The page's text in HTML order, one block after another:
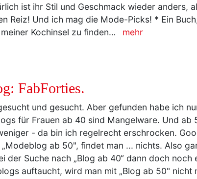
ist ihr Stil und Geschmack wieder anders,
Reiz! Und ich mag die Mode-Picks! * Ein
Kochinsel zu finden…
mehr
FabForties.
und gesucht. Aber gefunden habe ich
für Frauen ab 40 sind Mangelware. Und ab
- da bin ich regelrecht erschrocken.
ab 50", findet man ... nichts. Also
der Suche nach „Blog ab 40“ dann doch noch
auftaucht, wird man mit „Blog ab 50" nicht